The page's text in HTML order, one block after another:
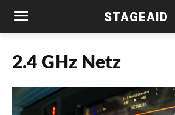
STAGEAID
2.4 GHz Netz